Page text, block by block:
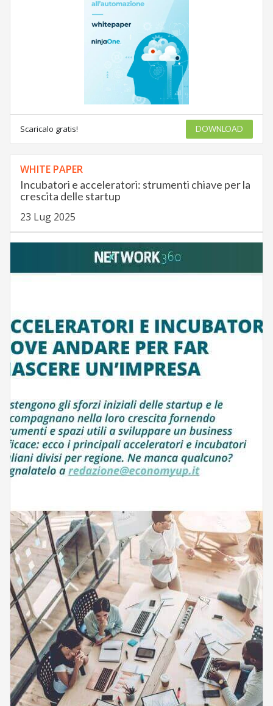
Scaricalo gratis! DOWNLOAD
WHITE PAPER
Incubatori e acceleratori: strumenti chiave per la
crescita delle startup
23 Lug 2025